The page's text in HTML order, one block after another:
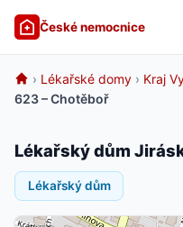
České nemocnice
› Lékařské domy › Kraj
623 – Chotěboř
Lékařský dům
Lékařský dům